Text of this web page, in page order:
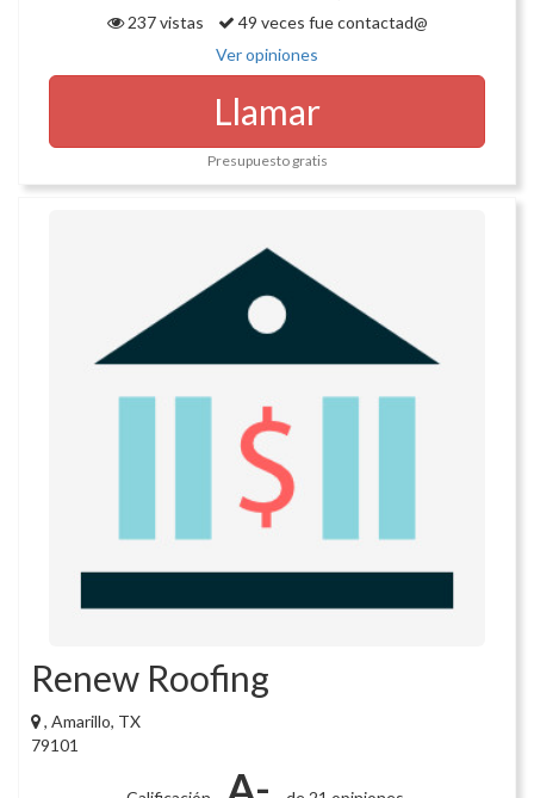
237 vistas
49 veces fue contactad@
Ver opiniones
Llamar
Presupuesto gratis
Renew Roofing
, Amarillo, TX
79101
A-